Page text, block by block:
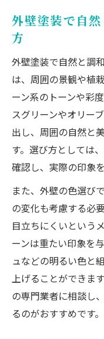
外壁塗装が
理由
塗装例
外壁塗装の
ント
グリーンリ
感
外壁塗装で
グリーンリフ
外壁塗装で
力
緑の外壁塗
外壁塗装の
グリーンリ
徴
外壁塗装に
外壁塗装で自
方
外壁塗装で自然と調
は、周囲の景観や植
ーン系のトーンや彩
スグリーンやオリー
出し、周囲の自然と
す。選び方としては
確認し、実際の印象
また、外壁の色選び
の変化も考慮する必
目立ちにくいという
ーンは重たい印象を
ュなどの明るい色と
上げることができま
の専門業者に相談し
るのがおすすめです。